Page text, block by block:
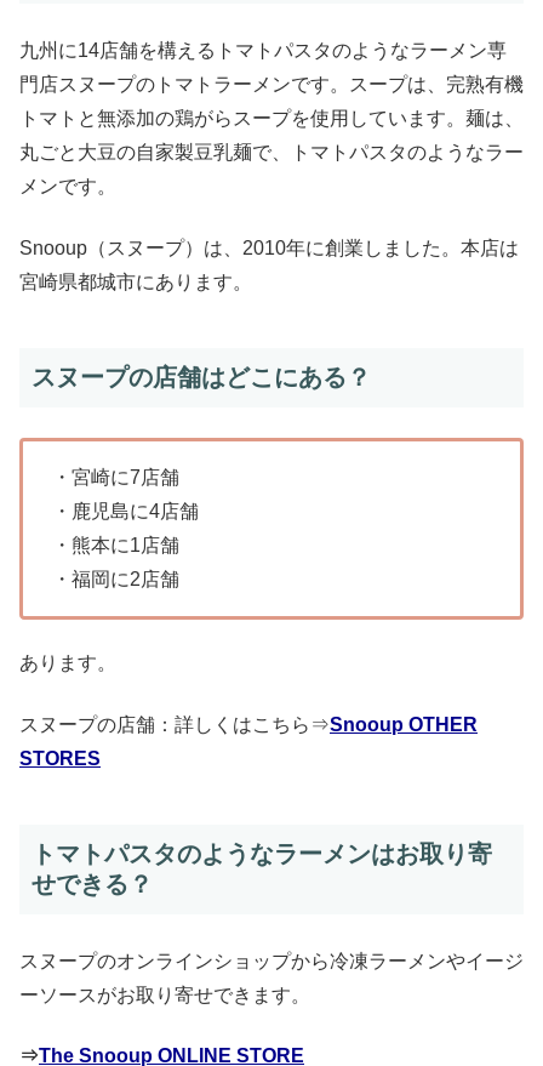
九州に14店舗を構えるトマトパスタのようなラーメン専
門店スヌープのトマトラーメンです。スープは、完熟有機
トマトと無添加の鶏がらスープを使用しています。麺は、
丸ごと大豆の自家製豆乳麺で、トマトパスタのようなラー
メンです。
Snooup（スヌープ）は、2010年に創業しました。本店は
宮崎県都城市にあります。
スヌープの店舗はどこにある？
・宮崎に7店舗
・鹿児島に4店舗
・熊本に1店舗
・福岡に2店舗
あります。
スヌープの店舗：詳しくはこちら⇒Snooup OTHER
STORES
トマトパスタのようなラーメンはお取り寄
せできる？
スヌープのオンラインショップから冷凍ラーメンやイージ
ーソースがお取り寄せできます。
⇒The Snooup ONLINE STORE